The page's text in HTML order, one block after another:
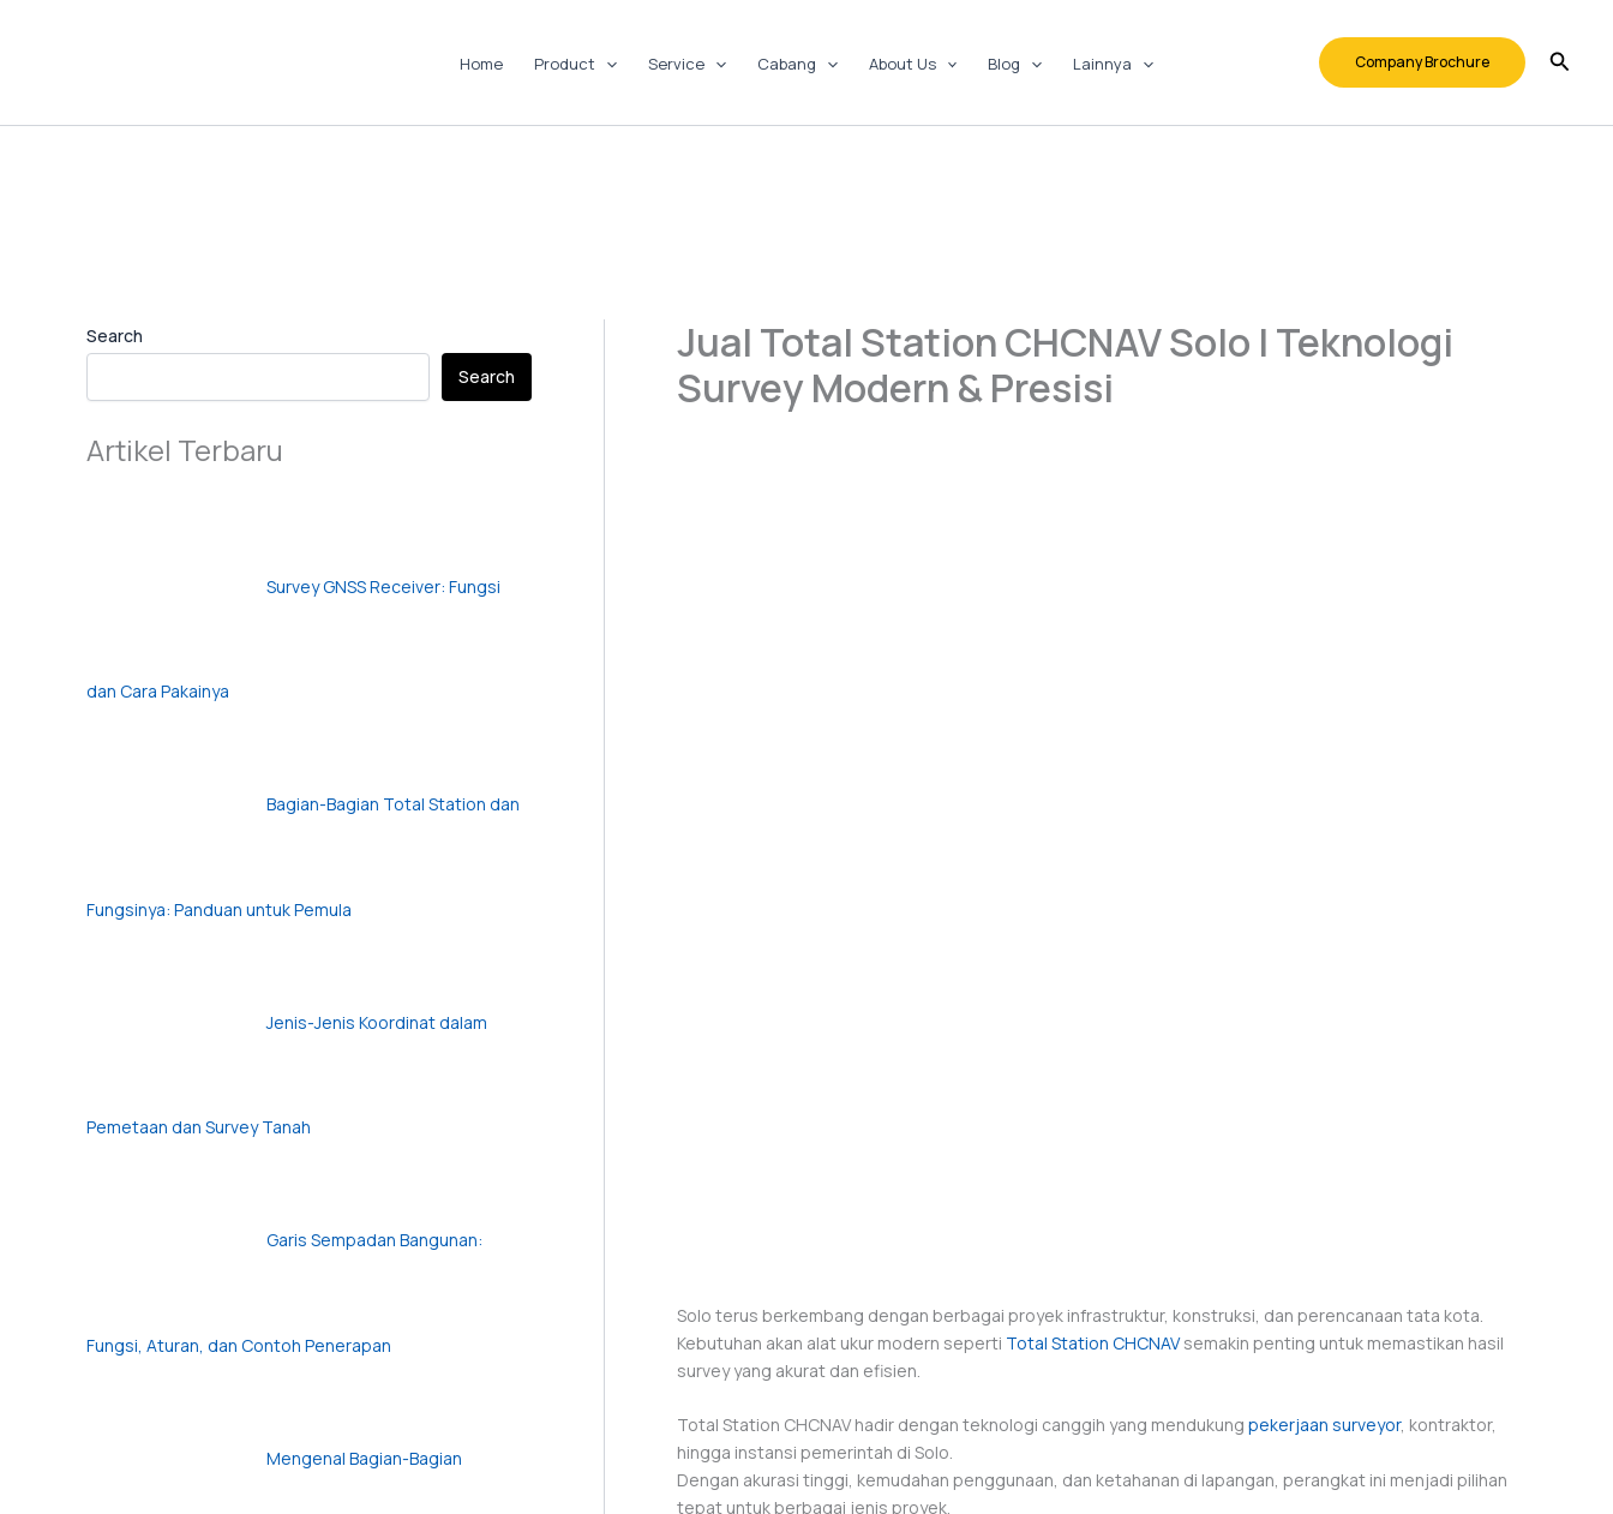
Home Product Service Cabang About Us Blog Lainnya Company Brochure
Search
Search
Artikel Terbaru
Survey GNSS Receiver: Fungsi
dan Cara Pakainya
Bagian-Bagian Total Station dan
Fungsinya: Panduan untuk Pemula
Jenis-Jenis Koordinat dalam
Pemetaan dan Survey Tanah
Garis Sempadan Bangunan:
Fungsi, Aturan, dan Contoh Penerapan
Mengenal Bagian-Bagian
Jual Total Station CHCNAV Solo | Teknologi
Survey Modern & Presisi
Solo terus berkembang dengan berbagai proyek infrastruktur, konstruksi, dan perencanaan tata kota.
Kebutuhan akan alat ukur modern seperti Total Station CHCNAVsemakin penting untuk memastikan hasil
survey yang akurat dan efisien.
Total Station CHCNAV hadir dengan teknologi canggih yang mendukung pekerjaan surveyor, kontraktor,
hingga instansi pemerintah di Solo.
Dengan akurasi tinggi, kemudahan penggunaan, dan ketahanan di lapangan, perangkat ini menjadi pilihan
tepat untuk berbagai jenis proyek.